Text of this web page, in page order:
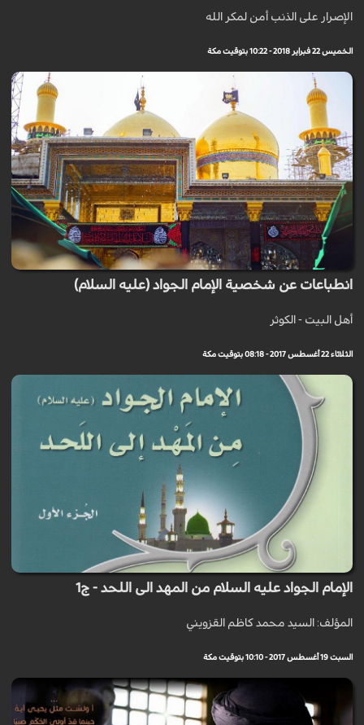
الإصرار على الذنب أمن لمكر الله
الخميس 22 فبراير 2018 - 10:22 بتوقيت مكة
انطباعات عن شخصية الإمام الجواد (عليه السلام)
أهل البيت - الكوثر
الثلاثاء 22 أغسطس 2017 - 08:18 بتوقيت مكة
الإمام الجواد عليه السلام من المهد الى اللحد - ج1
المؤلف: السيد محمد كاظم القزويني
السبت 19 أغسطس 2017 - 10:10 بتوقيت مكة